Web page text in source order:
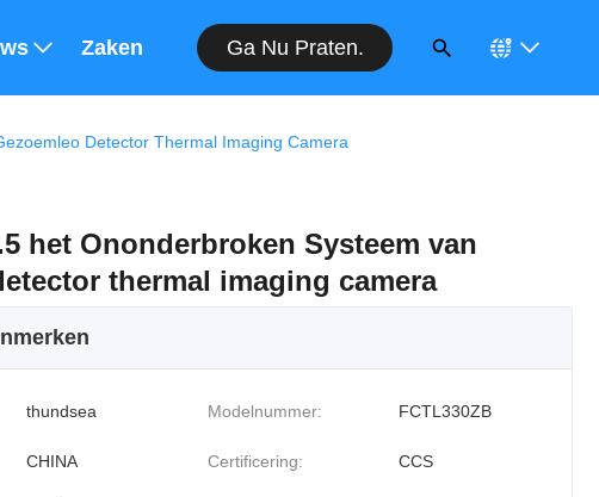
Op Zaken Ga Nu Praten.
Detector Thermal Imaging Camera
het Ononderbroken Systeem van
thermal imaging camera
thundsea Modelnummer: FCTL330ZB
CHINA Certificering: CCS